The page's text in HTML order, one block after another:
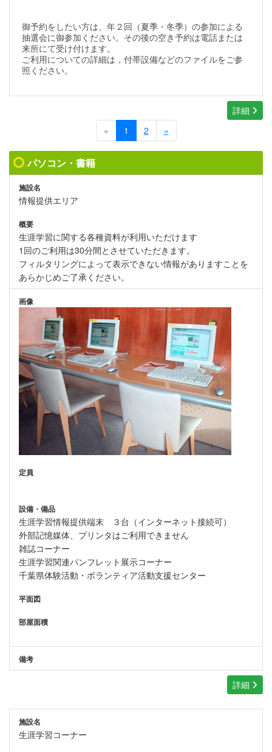
御予約をしたい方は、年２回（夏季・冬季）の参加による
抽選会に御参加ください。その後の空き予約は電話または
来所にて受け付けます。
ご利用についての詳細は，付帯設備などのファイルをご参
照ください。
詳細
«
1 2 »
パソコン・書籍
施設名
情報提供エリア
概要
生涯学習に関する各種資料が利用いただけます
1回のご利用は30分間とさせていただきます。
フィルタリングによって表示できない情報がありますことを
あらかじめご了承ください。
画像
定員
設備・備品
生涯学習情報提供端末 ３台（インターネット接続可）
外部記憶媒体、プリンタはご利用できません
雑誌コーナー
生涯学習関連パンフレット展示コーナー
千葉県体験活動・ボランティア活動支援センター
平面図
部屋面積
備考
詳細
施設名
生涯学習コーナー